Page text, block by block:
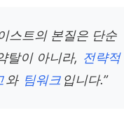
스트의 본질은 단순
탈이 아니라, 전략적
와 팀워크 입니다.”